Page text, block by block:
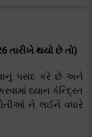
તારીખે થયો છે તો)
પસંદ કરે છે અને
ધ્યાન કેન્દ્રિત
ને લઈને વધારે